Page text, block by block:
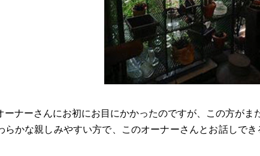
ーナーさんにお初にお目にかかったのですが、この方がま
らかな親しみやすい方で、このオーナーさんとお話しで